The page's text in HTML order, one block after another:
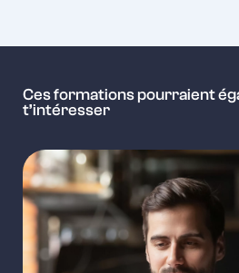
Ces formations pourraient
t’intéresser